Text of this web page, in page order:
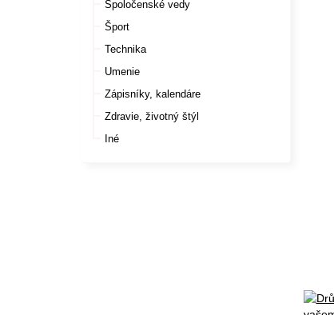
Spoločenské vedy
Šport
Technika
Umenie
Zápisníky, kalendáre
Zdravie, životný štýl
Iné